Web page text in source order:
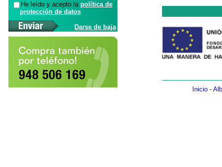
He leído y acepto la política de
protección de datos
Darse de baja
Inicio -